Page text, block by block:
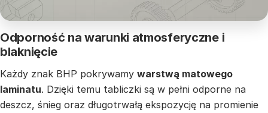
Odporność na warunki atmosferyczne i
blaknięcie
Każdy znak BHP pokrywamy warstwą matowego
laminatu. Dzięki temu tabliczki są w pełni odporne na
deszcz, śnieg oraz długotrwałą ekspozycję na promienie